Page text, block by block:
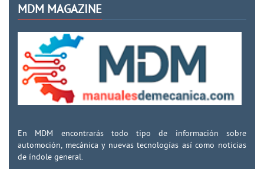
MDM MAGAZINE
En MDM encontrarás todo tipo de información sobre
automoción, mecánica y nuevas tecnologías así como noticias
de índole general.